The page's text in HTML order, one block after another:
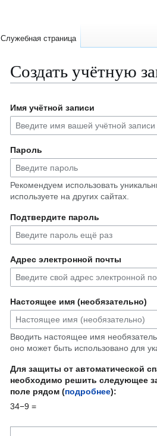
Создать учётную
к
навигации
к
поиску
Имя учётной записи
Пароль
Рекомендуем использовать
используете на других сайтах.
Подтвердите пароль
Адрес электронной почты
Настоящее имя (необязательно)
Вводить настоящее имя
оно может быть использовано для
Для защиты от автоматической
необходимо решить следующее
поле рядом (подробнее):
34−9 =
Служебная страница